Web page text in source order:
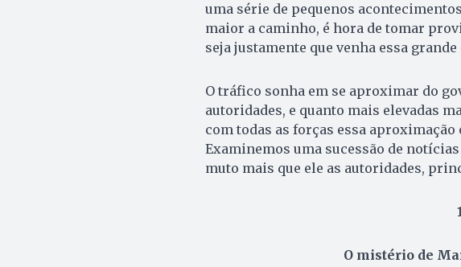
uma série de pequenos
maior a caminho, é hora de tomar
seja justamente que venha essa
O tráfico sonha em se aproximar do
autoridades, e quanto mais elevadas
com todas as forças essa
Examinemos uma sucessão de
muto mais que ele as autoridades,
O mistério de